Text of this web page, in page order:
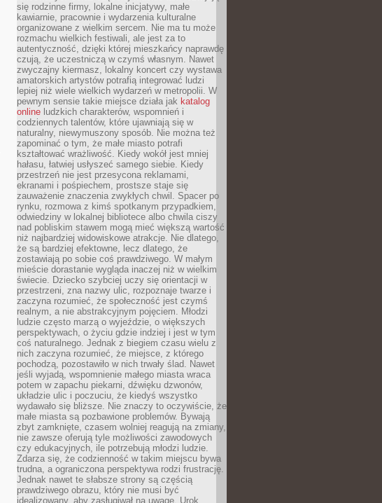
się rodzinne firmy, lokalne inicjatywy, małe
kawiarnie, pracownie i wydarzenia kulturalne
organizowane z wielkim sercem. Nie ma tu może
rozmachu wielkich festiwali, ale jest za to
autentyczność, dzięki której mieszkańcy naprawdę
czują, że uczestniczą w czymś własnym. Nawet
zwyczajny kiermasz, lokalny koncert czy wystawa
amatorskich artystów potrafią integrować ludzi
lepiej niż wiele wielkich wydarzeń w metropolii. W
pewnym sensie takie miejsce działa jak katalog
online ludzkich charakterów, wspomnień i
codziennych talentów, które ujawniają się w
naturalny, niewymuszony sposób. Nie można też
zapominać o tym, że małe miasto potrafi
kształtować wrażliwość. Kiedy wokół jest mniej
hałasu, łatwiej usłyszeć samego siebie. Kiedy
przestrzeń nie jest przesycona reklamami,
ekranami i pośpiechem, prostsze staje się
zauważenie znaczenia zwykłych chwil. Spacer po
rynku, rozmowa z kimś spotkanym przypadkiem,
odwiedziny w lokalnej bibliotece albo chwila ciszy
nad pobliskim stawem mogą mieć większą wartość
niż najbardziej widowiskowe atrakcje. Nie dlatego,
że są bardziej efektowne, lecz dlatego, że
zostawiają po sobie coś prawdziwego. W małym
mieście dorastanie wygląda inaczej niż w wielkim
świecie. Dziecko szybciej uczy się orientacji w
przestrzeni, zna nazwy ulic, rozpoznaje twarze i
zaczyna rozumieć, że społeczność jest czymś
realnym, a nie abstrakcyjnym pojęciem. Młodzi
ludzie często marzą o wyjeździe, o większych
perspektywach, o życiu gdzie indziej i jest w tym
coś naturalnego. Jednak z biegiem czasu wielu z
nich zaczyna rozumieć, że miejsce, z którego
pochodzą, pozostawiło w nich trwały ślad. Nawet
jeśli wyjadą, wspomnienie małego miasta wraca
potem w zapachu piekarni, dźwięku dzwonów,
układzie ulic i poczuciu, że kiedyś wszystko
wydawało się bliższe. Nie znaczy to oczywiście, że
małe miasta są pozbawione problemów. Bywają
zbyt zamknięte, czasem wolniej reagują na zmiany,
nie zawsze oferują tyle możliwości zawodowych
czy edukacyjnych, ile potrzebują młodzi ludzie.
Zdarza się, że codzienność w takim miejscu bywa
trudna, a ograniczona perspektywa rodzi frustrację.
Jednak nawet te słabsze strony są częścią
prawdziwego obrazu, który nie musi być
idealizowany, aby zasługiwał na uwagę. Urok